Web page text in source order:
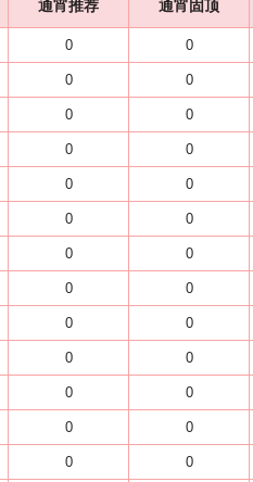
通宵推荐 通宵固顶
0 0
0 0
0 0
0 0
0 0
0 0
0 0
0 0
0 0
0 0
0 0
0 0
0 0